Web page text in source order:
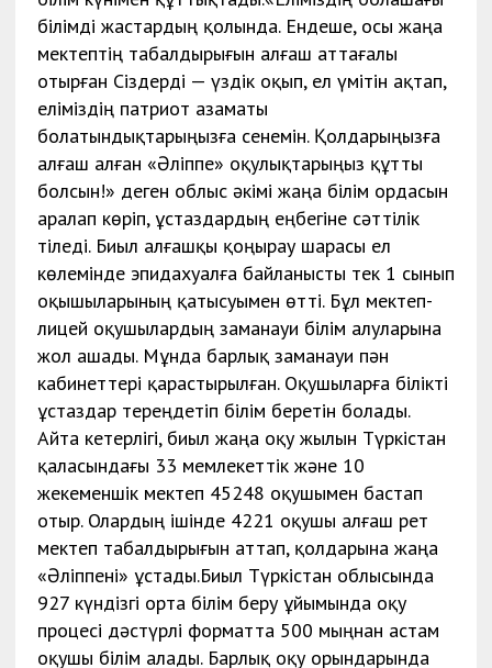
білімді жастардың қолында. Ендеше, осы жаңа
мектептің табалдырығын алғаш аттағалы
отырған Сіздерді — үздік оқып, ел үмітін ақтап,
еліміздің патриот азаматы
болатындықтарыңызға сенемін. Қолдарыңызға
алғаш алған «Әліппе» оқулықтарыңыз құтты
болсын!» деген облыс әкімі жаңа білім ордасын
аралап көріп, ұстаздардың еңбегіне сәттілік
тіледі. Биыл алғашқы қоңырау шарасы ел
көлемінде эпидахуалға байланысты тек 1 сынып
оқышыларының қатысуымен өтті. Бұл мектеп-
лицей оқушылардың заманауи білім алуларына
жол ашады. Мұнда барлық заманауи пән
кабинеттері қарастырылған. Оқушыларға білікті
ұстаздар тереңдетіп білім беретін болады.
Айта кетерлігі, биыл жаңа оқу жылын Түркістан
қаласындағы 33 мемлекеттік және 10
жекеменшік мектеп 45248 оқушымен бастап
отыр. Олардың ішінде 4221 оқушы алғаш рет
мектеп табалдырығын аттап, қолдарына жаңа
«Әліппені» ұстады.Биыл Түркістан облысында
927 күндізгі орта білім беру ұйымында оқу
процесі дәстүрлі форматта 500 мыңнан астам
оқушы білім алады. Барлық оқу орындарында